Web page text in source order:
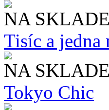
NA SKLADE
Tisíc a jedna
NA SKLADE
Tokyo Chic